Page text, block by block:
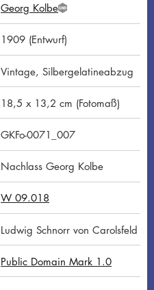
Georg KolbeG
N
D
1909 (Entwurf)
Vintage, Silbergelatineabzug
18,5 x 13,2 cm (Fotomaß)
GKFo-0071_007
Nachlass Georg Kolbe
W 09.018
Ludwig Schnorr von Carolsfeld
Public Domain Mark 1.0